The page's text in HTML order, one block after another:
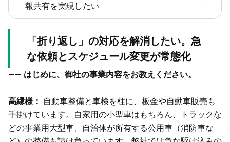
報共有を実現したい
「折り返し」の対応を解消したい。急
な依頼とスケジュール変更が常態化
—— はじめに、御社の事業内容をお教えください。
高縁様：
自動車整備と車検を柱に、板金や自動車販売も
手掛けています。自家用の小型車はもちろん、トラックな
どの事業用大型車、自治体が所有する公用車（消防車な